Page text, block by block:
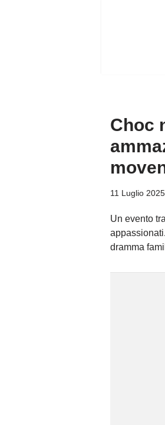
Choc
11 Luglio 2025
Un evento
dramma